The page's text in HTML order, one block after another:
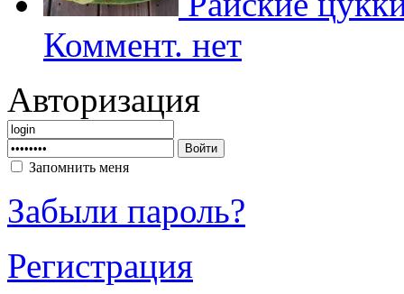
Коммент. нет
Авторизация
Запомнить меня
Забыли пароль?
Регистрация